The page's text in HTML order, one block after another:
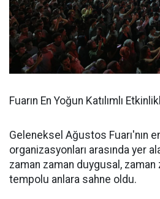
Fuarın En Yoğun Katılımlı
Geleneksel Ağustos Fuarı'nın
organizasyonları arasında yer
zaman zaman duygusal,
tempolu anlara sahne oldu.